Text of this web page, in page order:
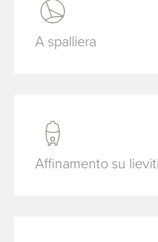
A spalliera
Affinamento su